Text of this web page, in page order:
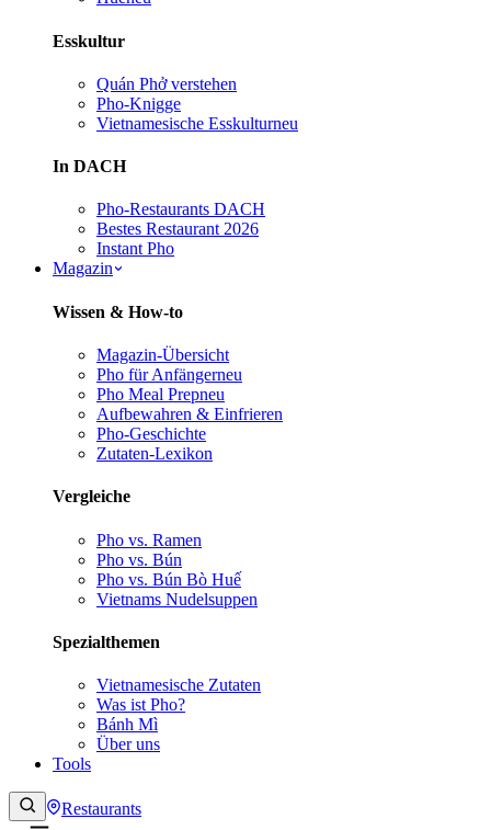
Esskultur
Quán Phở verstehen
Pho-Knigge
Vietnamesische Esskulturneu
In DACH
Pho-Restaurants DACH
Bestes Restaurant 2026
Instant Pho
Magazin
Wissen & How-to
Magazin-Übersicht
Pho für Anfängerneu
Pho Meal Prepneu
Aufbewahren & Einfrieren
Pho-Geschichte
Zutaten-Lexikon
Vergleiche
Pho vs. Ramen
Pho vs. Bún
Pho vs. Bún Bò Huế
Vietnams Nudelsuppen
Spezialthemen
Vietnamesische Zutaten
Was ist Pho?
Bánh Mì
Über uns
Tools
Restaurants